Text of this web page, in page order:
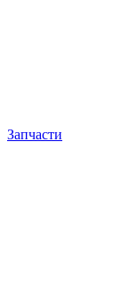
Запчасти